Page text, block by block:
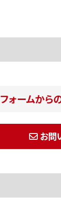
フォームから
お問